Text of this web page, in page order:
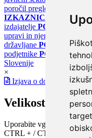
poročil pregledov
IZKAZNICE
Register
izdajatelje PORTAL
upravi in njenih storitvah
državljane PORTAL
podjetnike PORTAL OPSI
Slovenije
×
Izjava o dostopnosti
Velikost pisave
Uporabite vgrajeno
CTRL + / CTRL -